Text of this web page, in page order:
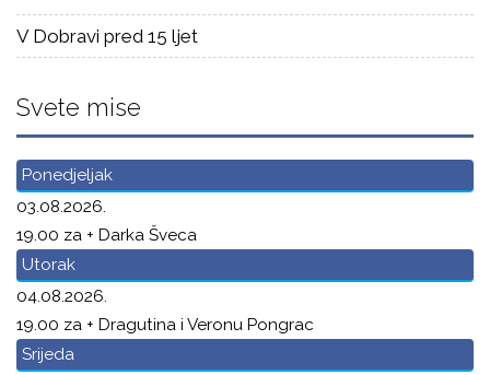
V Dobravi pred 15 ljet
Svete mise
Ponedjeljak
03.08.2026.
19.00 za + Darka Šveca
Utorak
04.08.2026.
19.00 za + Dragutina i Veronu Pongrac
Srijeda